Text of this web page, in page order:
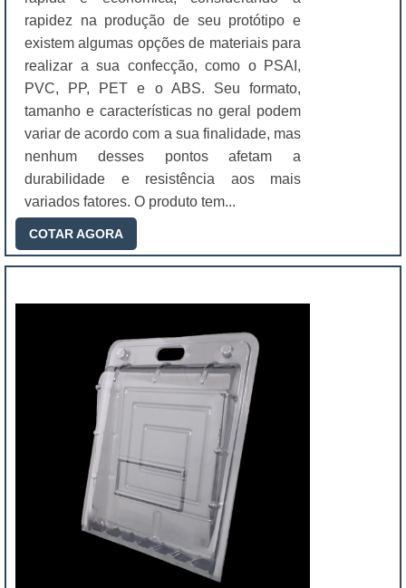
rapidez na produção de seu protótipo e
existem algumas opções de materiais para
realizar a sua confecção, como o PSAI,
PVC, PP, PET e o ABS. Seu formato,
tamanho e características no geral podem
variar de acordo com a sua finalidade, mas
nenhum desses pontos afetam a
durabilidade e resistência aos mais
variados fatores. O produto tem...
COTAR AGORA